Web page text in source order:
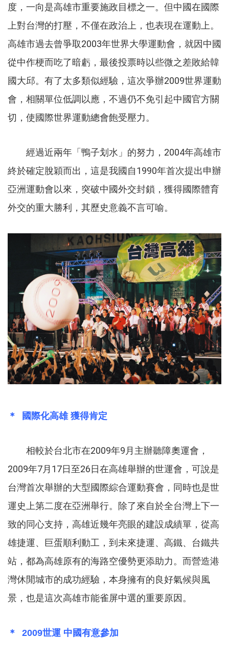
度，一向是高雄市重要施政目標之一。但中國在國際
上對台灣的打壓，不僅在政治上，也表現在運動上。
高雄市過去曾爭取2003年世界大學運動會，就因中國
從中作梗而吃了暗虧，最後投票時以些微之差敗給韓
國大邱。有了太多類似經驗，這次爭辦2009世界運動
會，相關單位低調以應，不過仍不免引起中國官方關
切，使國際世界運動總會飽受壓力。
經過近兩年「鴨子划水」的努力，2004年高雄市
終於確定脫穎而出，這是我國自1990年首次提出申辦
亞洲運動會以來，突破中國外交封鎖，獲得國際體育
外交的重大勝利，其歷史意義不言可喻。
＊ 國際化高雄 獲得肯定
相較於台北市在2009年9月主辦聽障奧運會，
2009年7月17日至26日在高雄舉辦的世運會，可說是
台灣首次舉辦的大型國際綜合運動賽會，同時也是世
運史上第二度在亞洲舉行。除了來自於全台灣上下一
致的同心支持，高雄近幾年亮眼的建設成績單，從高
雄捷運、巨蛋順利動工，到未來捷運、高鐵、台鐵共
站，都為高雄原有的海路空優勢更添助力。而營造港
灣休閒城市的成功經驗，本身擁有的良好氣候與風
景，也是這次高雄市能雀屏中選的重要原因。
＊ 2009世運 中國有意參加